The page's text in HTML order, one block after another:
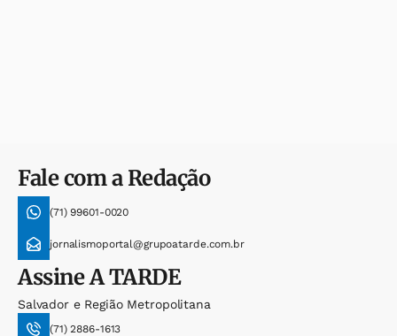
Fale com a Redação
(71) 99601-0020
jornalismoportal@grupoatarde.com.br
AssineA TARDE
Salvador e Região Metropolitana
(71) 2886-1613